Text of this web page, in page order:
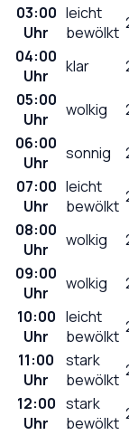
03:00
Uhr
leicht
bewölkt
04:00
Uhr
klar
05:00
Uhr
wolkig
06:00
Uhr
sonnig
07:00
Uhr
leicht
bewölkt
08:00
Uhr
wolkig
09:00
Uhr
wolkig
10:00
Uhr
leicht
bewölkt
11:00
Uhr
stark
bewölkt
12:00
Uhr
stark
bewölkt